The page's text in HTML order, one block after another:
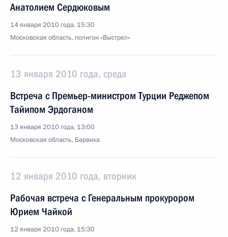
Анатолием Сердюковым
14 января 2010 года, 15:30
Московская область, полигон «Выстрел»
13 января 2010 года, среда
Встреча с Премьер-министром Турции Реджепом
Тайипом Эрдоганом
13 января 2010 года, 13:00
Московская область, Барвиха
12 января 2010 года, вторник
Рабочая встреча с Генеральным прокурором
Юрием Чайкой
12 января 2010 года, 15:30